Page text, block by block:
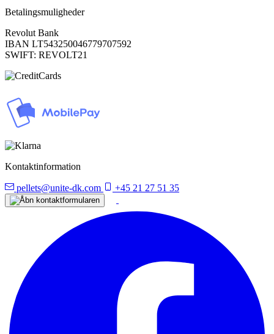
Betalingsmuligheder
Revolut Bank
IBAN LT543250046779707592
SWIFT: REVOLT21
Kontaktinformation
pellets@unite-dk.com +45 21 27 51 35